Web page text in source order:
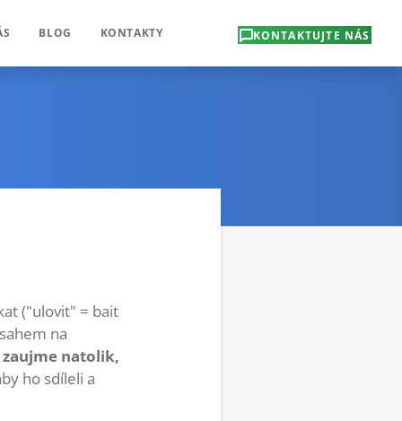
BLOG KONTAKTY KONTAKTUJTE NÁS
("ulovit" = bait
na
natolik,
ho sdíleli a